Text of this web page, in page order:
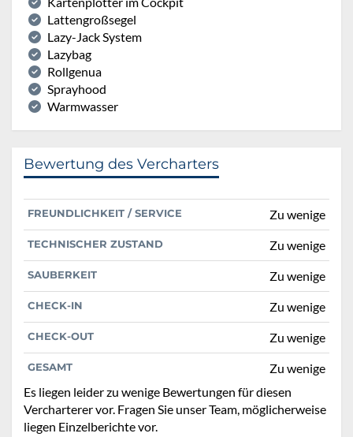
Lattengroßsegel
Lazy-Jack System
Lazybag
Rollgenua
Sprayhood
Warmwasser
Bewertung des Vercharters
FREUNDLICHKEIT / SERVICE Zu wenige
TECHNISCHER ZUSTAND Zu wenige
SAUBERKEIT Zu wenige
CHECK-IN Zu wenige
CHECK-OUT Zu wenige
GESAMT
Zu wenige
Es liegen leider zu wenige Bewertungen für diesen
Vercharterer vor. Fragen Sie unser Team, möglicherweise
liegen Einzelberichte vor.